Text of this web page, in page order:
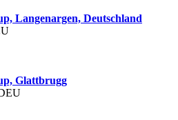
Langenargen, Deutschland
Glattbrugg